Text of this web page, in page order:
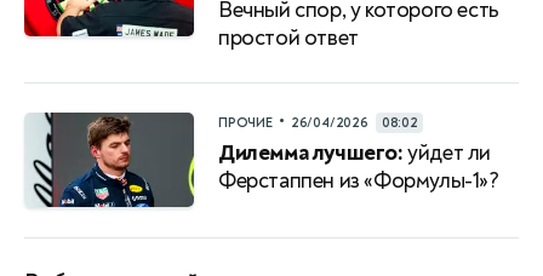
Вечный спор, у которого есть
простой ответ
ПРОЧИЕ • 26/04/2026 08:02
Дилемма лучшего:уйдет ли
Ферстаппен из «Формулы-1»?